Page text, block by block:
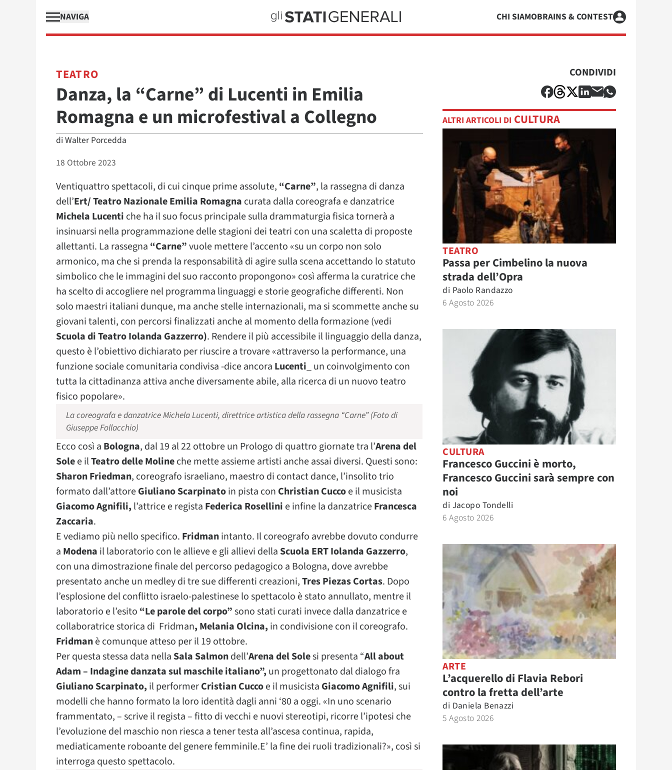
NAVIGA CHI SIAMOBRAINS & CONTEST
TEATRO
Danza, la “Carne” di Lucenti in Emilia
Romagna e un microfestival a Collegno
di Walter Porcedda
18 Ottobre 2023
Ventiquattro spettacoli, di cui cinque prime assolute, “Carne”, la rassegna di danza
dell’Ert/ Teatro Nazionale Emilia Romagna curata dalla coreografa e danzatrice
Michela Lucenti che ha il suo focus principale sulla drammaturgia fisica tornerà a
insinuarsi nella programmazione delle stagioni dei teatri con una scaletta di proposte
allettanti. La rassegna “Carne”vuole mettere l’accento «su un corpo non solo
armonico, ma che si prenda la responsabilità di agire sulla scena accettando lo statuto
simbolico che le immagini del suo racconto propongono» così afferma la curatrice che
ha scelto di accogliere nel programma linguaggi e storie geografiche differenti. Non
solo maestri italiani dunque, ma anche stelle internazionali, ma si scommette anche su
giovani talenti, con percorsi finalizzati anche al momento della formazione (vedi
Scuola di Teatro Iolanda Gazzerro). Rendere il più accessibile il linguaggio della danza,
questo è l’obiettivo dichiarato per riuscire a trovare «attraverso la performance, una
funzione sociale comunitaria condivisa -dice ancora Lucenti_ un coinvolgimento con
tutta la cittadinanza attiva anche diversamente abile, alla ricerca di un nuovo teatro
fisico popolare».
La coreografa e danzatrice Michela Lucenti, direttrice artistica della rassegna “Carne” (Foto di
Giuseppe Follacchio)
Ecco così a Bologna, dal 19 al 22 ottobre un Prologo di quattro giornate tra l’Arena del
Solee ilTeatro delle Molineche mette assieme artisti anche assai diversi. Questi sono:
Sharon Friedman, coreografo israeliano, maestro di contact dance, l’insolito trio
formato dall’attoreGiuliano Scarpinatoin pista con Christian Cuccoe il musicista
Giacomo Agnifili, l’attrice e regista Federica Rosellini e infine la danzatriceFrancesca
Zaccaria.
E vediamo più nello specifico. Fridmanintanto. Il coreografo avrebbe dovuto condurre
a Modena il laboratorio con le allieve e gli allievi della Scuola ERT Iolanda Gazzerro,
con una dimostrazione finale del percorso pedagogico a Bologna, dove avrebbe
presentato anche un medley di tre sue differenti creazioni,Tres Piezas Cortas. Dopo
l’esplosione del conflitto israelo-palestinese lo spettacolo è stato annullato, mentre il
laboratorio e l’esito “Le parole del corpo”sono stati curati invece dalla danzatrice e
collaboratrice storica di Fridman, Melania Olcina, in condivisione con il coreografo.
Fridmanè comunque atteso per il 19 ottobre.
Per questa stessa data nella Sala Salmondell’Arena del Solesi presenta “All about
Adam – Indagine danzata sul maschile italiano”, un progettonato dal dialogo fra
Giuliano Scarpinato, il performerCristian Cuccoe il musicista Giacomo Agnifili, sui
modelli che hanno formato la loro identità dagli anni ‘80 a oggi. «In uno scenario
frammentato, – scrive il regista – fitto di vecchi e nuovi stereotipi, ricorre l’ipotesi che
l’evoluzione del maschio non riesca a tener testa all’ascesa continua, rapida,
mediaticamente roboante del genere femminile.E’ la fine dei ruoli tradizionali?», così si
interroga questo spettacolo.
CONDIVIDI
ALTRI ARTICOLI DI CULTURA
TEATRO
Passa per Cimbelino la nuova
strada dell’Opra
di Paolo Randazzo
6 Agosto 2026
CULTURA
Francesco Guccini è morto,
Francesco Guccini sarà sempre con
noi
di Jacopo Tondelli
6 Agosto 2026
ARTE
L’acquerello di Flavia Rebori
contro la fretta dell’arte
di Daniela Benazzi
5 Agosto 2026